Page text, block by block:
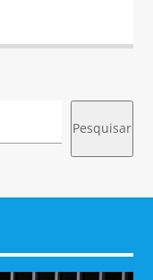
Pesquisar